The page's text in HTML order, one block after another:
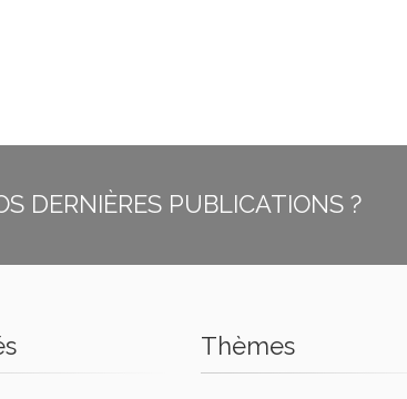
DERNIÈRES PUBLICATIONS ?
Thèmes